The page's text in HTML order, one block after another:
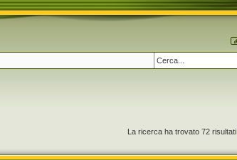
La ricerca ha trovato 72 risultati